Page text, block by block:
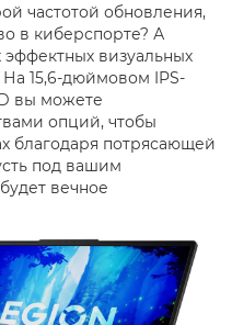
частотой обновления,
в киберспорте? А
визуальных
На 15,6-дюймовом IPS-
вы можете
опций, чтобы
благодаря потрясающей
под вашим
вечное